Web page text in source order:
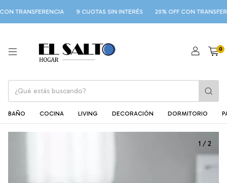
TRANSFERENCIA 9 CUOTAS SIN INTERÉS 20% OFF CON
0
BAÑO COCINA LIVING DECORACIÓN DORMITORIO
1 / 2